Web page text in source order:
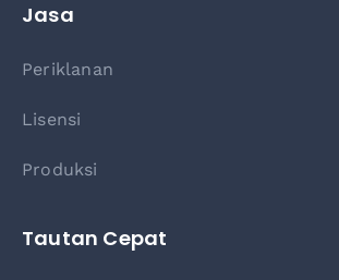
Jasa
Periklanan
Lisensi
Produksi
Tautan Cepat